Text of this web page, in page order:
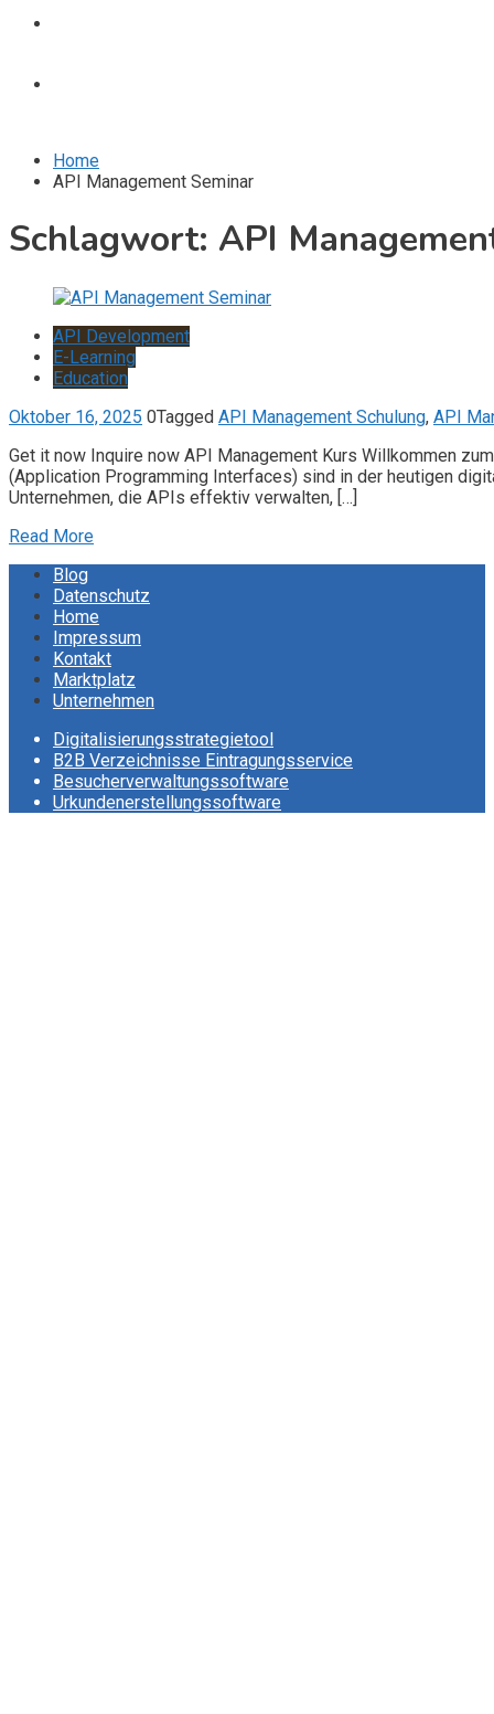
Home
API Management Seminar
Schlagwort: API
API Development
E-Learning
Education
Oktober 16, 2025 0Tagged API Management Schulung, API
Get it now Inquire now API Management Kurs Willkommen
(Application Programming Interfaces) sind in der heutigen
Unternehmen, die APIs effektiv verwalten, […]
Read More
Blog
Datenschutz
Home
Impressum
Kontakt
Marktplatz
Unternehmen
Digitalisierungsstrategietool
B2B Verzeichnisse Eintragungsservice
Besucherverwaltungssoftware
Urkundenerstellungssoftware